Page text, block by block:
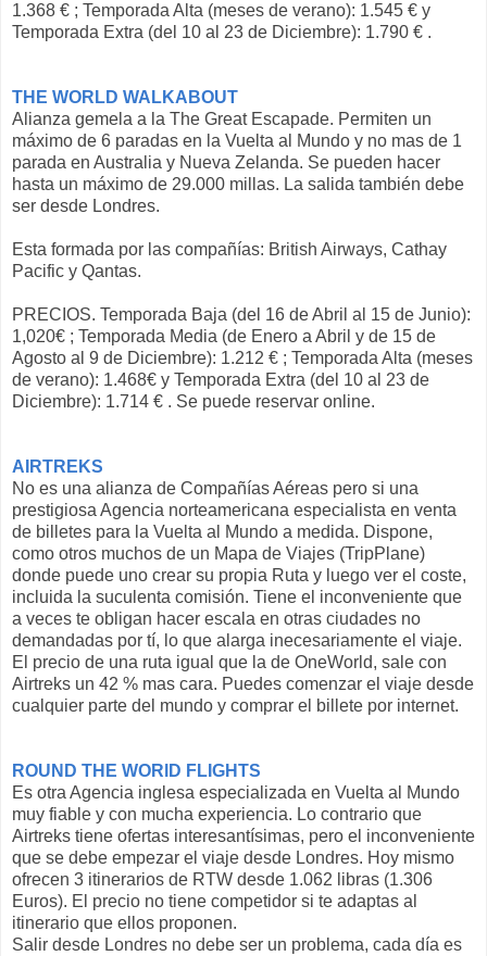
1.368 € ; Temporada Alta (meses de verano): 1.545 € y
Temporada Extra (del 10 al 23 de Diciembre): 1.790 € .
THE WORLD WALKABOUT
Alianza gemela a la The Great Escapade. Permiten un
máximo de 6 paradas en la Vuelta al Mundo y no mas de 1
parada en Australia y Nueva Zelanda. Se pueden hacer
hasta un máximo de 29.000 millas. La salida también debe
ser desde Londres.
Esta formada por las compañías: British Airways, Cathay
Pacific y Qantas.
PRECIOS. Temporada Baja (del 16 de Abril al 15 de Junio):
1,020€ ; Temporada Media (de Enero a Abril y de 15 de
Agosto al 9 de Diciembre): 1.212 € ; Temporada Alta (meses
de verano): 1.468€ y Temporada Extra (del 10 al 23 de
Diciembre): 1.714 € . Se puede reservar online.
AIRTREKS
No es una alianza de Compañías Aéreas pero si una
prestigiosa Agencia norteamericana especialista en venta
de billetes para la Vuelta al Mundo a medida. Dispone,
como otros muchos de un Mapa de Viajes (TripPlane)
donde puede uno crear su propia Ruta y luego ver el coste,
incluida la suculenta comisión. Tiene el inconveniente que
a veces te obligan hacer escala en otras ciudades no
demandadas por tí, lo que alarga inecesariamente el viaje.
El precio de una ruta igual que la de OneWorld, sale con
Airtreks un 42 % mas cara. Puedes comenzar el viaje desde
cualquier parte del mundo y comprar el billete por internet.
ROUND THE WORlD FLIGHTS
Es otra Agencia inglesa especializada en Vuelta al Mundo
muy fiable y con mucha experiencia. Lo contrario que
Airtreks tiene ofertas interesantísimas, pero el inconveniente
que se debe empezar el viaje desde Londres. Hoy mismo
ofrecen 3 itinerarios de RTW desde 1.062 libras (1.306
Euros). El precio no tiene competidor si te adaptas al
itinerario que ellos proponen.
Salir desde Londres no debe ser un problema, cada día es